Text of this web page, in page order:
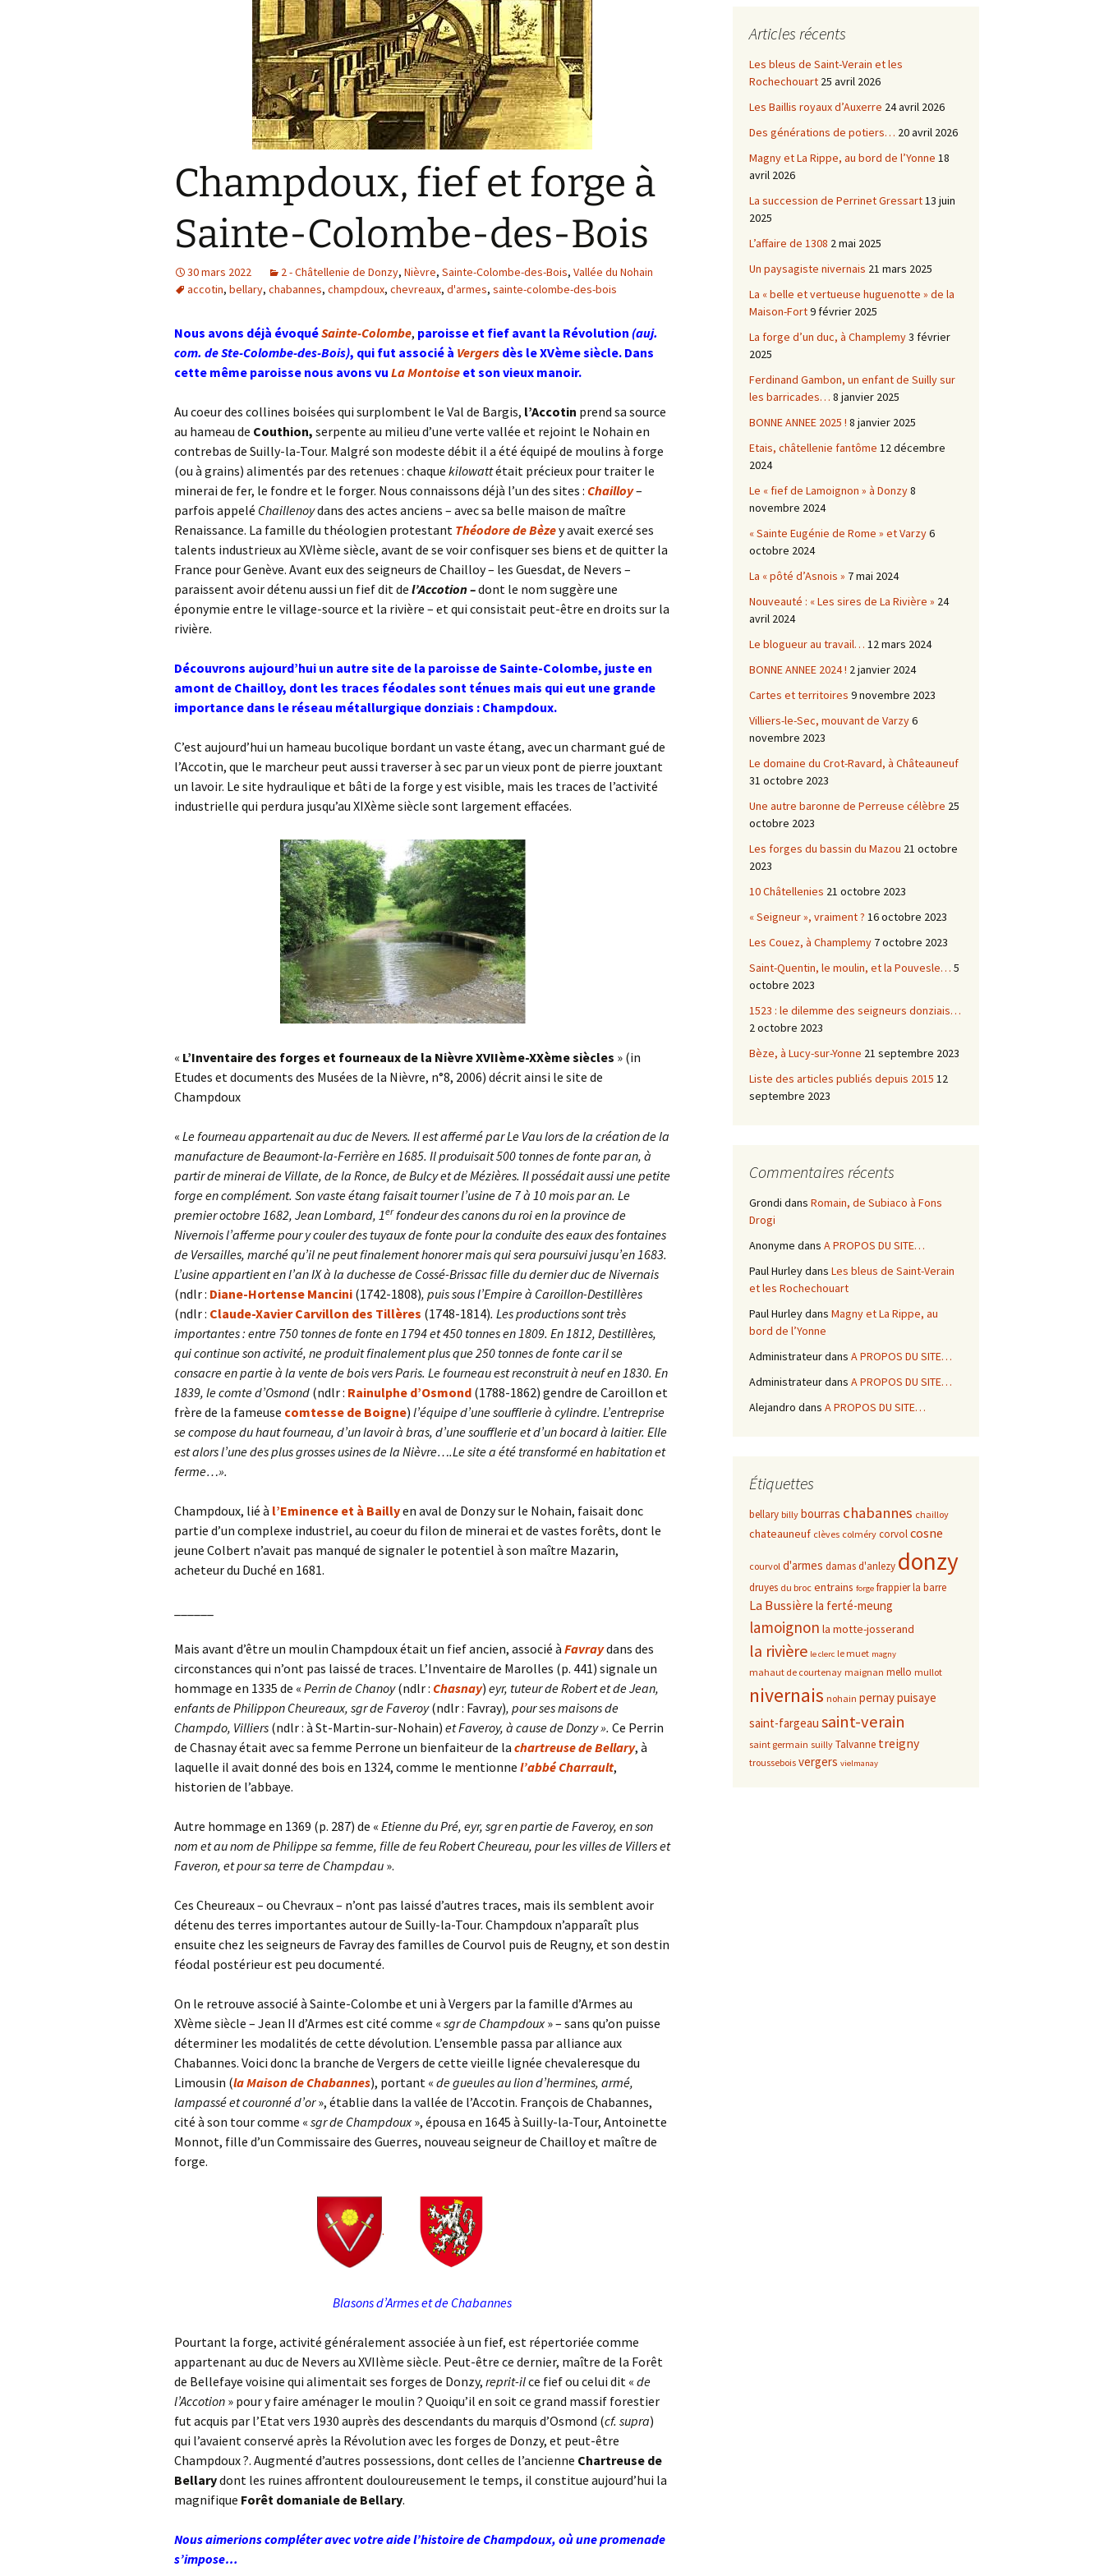
Baronnie de Saint-Verain
Comté d’Auxerre
Comté de Gien
Seigneurie de Courtenay
Comté de Sancerre
Châtellenie d’Etais
Châtellenies de Corvol et
Billy
Châtellenie de Chatel-
Champdoux, fief et forge à
Sainte-Colombe-des-Bois
30 mars 2022 2 - Châtellenie de Donzy, Nièvre, Sainte-Colombe-des-Bois, Vallée du Nohain
accotin, bellary, chabannes, champdoux, chevreaux, d'armes, sainte-colombe-des-bois
Nous avons déjà évoquéSainte-Colombe, paroisse et fief avant la Révolution (auj.
com. de Ste-Colombe-des-Bois), qui fut associé à Vergers dès le XVème siècle. Dans
cette même paroisse nous avons vu La Montoise et son vieux manoir.
Au coeur des collines boisées qui surplombent le Val de Bargis, l’Accotin prend sa source
au hameau de Couthion, serpente au milieu d’une verte vallée et rejoint le Nohain en
contrebas de Suilly-la-Tour. Malgré son modeste débit il a été équipé de moulins à forge
(ou à grains) alimentés par des retenues : chaque kilowattétait précieux pour traiter le
minerai de fer, le fondre et le forger. Nous connaissons déjà l’un des sites : Chailloy–
parfois appelé Chaillenoydans des actes anciens – avec sa belle maison de maître
Renaissance. La famille du théologien protestant Théodore de Bèzey avait exercé ses
talents industrieux au XVIème siècle, avant de se voir confisquer ses biens et de quitter la
France pour Genève. Avant eux des seigneurs de Chailloy – les Guesdat, de Nevers –
paraissent avoir détenu aussi un fief dit de l’Accotion –dont le nom suggère une
éponymie entre le village-source et la rivière – et qui consistait peut-être en droits sur la
rivière.
Découvrons aujourd’hui un autre site de la paroisse de Sainte-Colombe, juste en
amont de Chailloy, dont les traces féodales sont ténues mais qui eut une grande
importance dans le réseau métallurgique donziais : Champdoux.
C’est aujourd’hui un hameau bucolique bordant un vaste étang, avec un charmant gué de
l’Accotin, que le marcheur peut aussi traverser à sec par un vieux pont de pierre jouxtant
un lavoir. Le site hydraulique et bâti de la forge y est visible, mais les traces de l’activité
industrielle qui perdura jusqu’au XIXème siècle sont largement effacées.
« L’Inventaire des forges et fourneaux de la Nièvre XVIIème-XXème siècles » (in
Etudes et documents des Musées de la Nièvre, n°8, 2006) décrit ainsi le site de
Champdoux
« Le fourneau appartenait au duc de Nevers. Il est affermé par Le Vau lors de la création de la
manufacture de Beaumont-la-Ferrière en 1685. Il produisait 500 tonnes de fonte par an, à
partir de minerai de Villate, de la Ronce, de Bulcy et de Mézières. Il possédait aussi une petite
forge en complément. Son vaste étang faisait tourner l’usine de 7 à 10 mois par an. Le
premier octobre 1682, Jean Lombard, 1erfondeur des canons du roi en la province de
Nivernois l’afferme pour y couler des tuyaux de fonte pour la conduite des eaux des fontaines
de Versailles, marché qu’il ne peut finalement honorer mais qui sera poursuivi jusqu’en 1683.
L’usine appartient en l’an IX à la duchesse de Cossé-Brissac fille du dernier duc de Nivernais
(ndlr : Diane-Hortense Mancini (1742-1808), puis sous l’Empire à Caroillon-Destillères
(ndlr : Claude-Xavier Carvillon des Tillères (1748-1814). Les productions sont très
importantes : entre 750 tonnes de fonte en 1794 et 450 tonnes en 1809. En 1812, Destillères,
qui continue son activité, ne produit finalement plus que 250 tonnes de fonte car il se
consacre en partie à la vente de bois vers Paris. Le fourneau est reconstruit à neuf en 1830. En
1839, le comte d’Osmond (ndlr : Rainulphe d’Osmond (1788-1862) gendre de Caroillon et
frère de la fameuse comtesse de Boigne) l’équipe d’une soufflerie à cylindre. L’entreprise
se compose du haut fourneau, d’un lavoir à bras, d’une soufflerie et d’un bocard à laitier. Elle
est alors l’une des plus grosses usines de la Nièvre….Le site a été transformé en habitation et
ferme…».
Champdoux, lié à l’Eminence et à Baillyen aval de Donzy sur le Nohain, faisait donc
partie d’un complexe industriel, au coeur du filon de minerai et de vastes forêts, dont le
jeune Colbert n’avait pas manqué de signaler le potentiel à son maître Mazarin,
acheteur du Duché en 1681.
Mais avant d’être un moulin Champdoux était un fief ancien, associé à Favraydans des
circonstances qui n’ont pas laissé de traces. L’Inventaire de Marolles (p. 441) signale un
hommage en 1335 de « Perrin de Chanoy(ndlr : Chasnay) eyr, tuteur de Robert et de Jean,
enfants de Philippon Cheureaux, sgr de Faveroy(ndlr : Favray), pour ses maisons de
Champdo, Villiers (ndlr : à St-Martin-sur-Nohain) et Faveroy, à cause de Donzy ». Ce Perrin
de Chasnay était avec sa femme Perrone un bienfaiteur de la chartreuse deBellary, à
laquelle il avait donné des bois en 1324, comme le mentionne l’abbé Charrault,
historien de l’abbaye.
Autre hommage en 1369 (p. 287) de « Etienne du Pré, eyr, sgr en partie de Faveroy, en son
nom et au nom de Philippe sa femme, fille de feu Robert Cheureau, pour les villes de Villers et
Faveron, et pour sa terre de Champdau ».
Ces Cheureaux – ou Chevraux – n’ont pas laissé d’autres traces, mais ils semblent avoir
détenu des terres importantes autour de Suilly-la-Tour. Champdoux n’apparaît plus
ensuite chez les seigneurs de Favray des familles de Courvol puis de Reugny, et son destin
féodal postérieur est peu documenté.
On le retrouve associé à Sainte-Colombe et uni à Vergers par la famille d’Armes au
XVème siècle – Jean II d’Armes est cité comme « sgr de Champdoux» – sans qu’on puisse
déterminer les modalités de cette dévolution. L’ensemble passa par alliance aux
Chabannes. Voici donc la branche de Vergers de cette vieille lignée chevaleresque du
Limousin (la Maison de Chabannes), portant « de gueules au lion d’hermines, armé,
lampassé et couronné d’or», établie dans la vallée de l’Accotin. François de Chabannes,
cité à son tour comme « sgr de Champdoux», épousa en 1645 à Suilly-la-Tour, Antoinette
Monnot, fille d’un Commissaire des Guerres, nouveau seigneur de Chailloy et maître de
forge.
.
Blasons d’Armes et de Chabannes
Pourtant la forge, activité généralement associée à un fief, est répertoriée comme
appartenant au duc de Nevers au XVIIème siècle. Peut-être ce dernier, maître de la Forêt
de Bellefaye voisine qui alimentait ses forges de Donzy, reprit-ilce fief ou celui dit « de
l’Accotion » pour y faire aménager le moulin ? Quoiqu’il en soit ce grand massif forestier
fut acquis par l’Etat vers 1930 auprès des descendants du marquis d’Osmond (cf. supra)
qui l’avaient conservé après la Révolution avec les forges de Donzy, et peut-être
Champdoux ?. Augmenté d’autres possessions, dont celles de l’ancienne Chartreuse de
Bellarydont les ruines affrontent douloureusement le temps, il constitue aujourd’hui la
magnifique Forêt domaniale de Bellary.
Nous aimerions compléter avec votre aide l’histoire de Champdoux, où une promenade
s’impose…
Articles récents
Les bleus de Saint-Verain et les
Rochechouart 25 avril 2026
Les Baillis royaux d’Auxerre 24 avril 2026
Des générations de potiers… 20 avril 2026
Magny et La Rippe, au bord de l’Yonne 18
avril 2026
La succession de Perrinet Gressart13 juin
2025
L’affaire de 1308 2 mai 2025
Un paysagiste nivernais 21 mars 2025
La « belle et vertueuse huguenotte » de la
Maison-Fort9 février 2025
La forge d’un duc, à Champlemy3 février
2025
Ferdinand Gambon, un enfant de Suilly sur
les barricades… 8 janvier 2025
BONNE ANNEE 2025 ! 8 janvier 2025
Etais, châtellenie fantôme 12 décembre
2024
Le « fief de Lamoignon » à Donzy8
novembre 2024
« Sainte Eugénie de Rome » et Varzy6
octobre 2024
La « pôté d’Asnois » 7 mai 2024
Nouveauté : « Les sires de La Rivière » 24
avril 2024
Le blogueur au travail… 12 mars 2024
BONNE ANNEE 2024 ! 2 janvier 2024
Cartes et territoires 9 novembre 2023
Villiers-le-Sec, mouvant de Varzy6
novembre 2023
Le domaine du Crot-Ravard, à Châteauneuf
31 octobre 2023
Une autre baronne de Perreuse célèbre 25
octobre 2023
Les forges du bassin du Mazou 21 octobre
2023
10 Châtellenies 21 octobre 2023
« Seigneur », vraiment ? 16 octobre 2023
Les Couez, à Champlemy 7 octobre 2023
Saint-Quentin, le moulin, et la Pouvesle… 5
octobre 2023
1523 : le dilemme des seigneurs donziais…
2 octobre 2023
Bèze, à Lucy-sur-Yonne 21 septembre 2023
Liste des articles publiés depuis 2015 12
septembre 2023
Commentaires récents
Grondi dans Romain, de Subiaco à Fons
Drogi
Anonyme dans A PROPOS DU SITE…
Paul Hurleydans Les bleus de Saint-Verain
et les Rochechouart
Paul Hurleydans Magny et La Rippe, au
bord de l’Yonne
Administrateurdans A PROPOS DU SITE…
Administrateurdans A PROPOS DU SITE…
Alejandro dans A PROPOS DU SITE…
Étiquettes
bellary billy bourras chabannes chailloy
chateauneuf clèves colméry corvolcosne
courvol d'armes damas d'anlezy donzy
druyes du broc entrains forge frappierla barre
La Bussière la ferté-meung
lamoignon la motte-josserand
la rivière le clerc le muet magny
mahaut de courtenay maignan mello mullot
nivernais nohain pernaypuisaye
saint-fargeau saint-verain
saint germain suilly Talvanne treigny
troussebois vergers vielmanay